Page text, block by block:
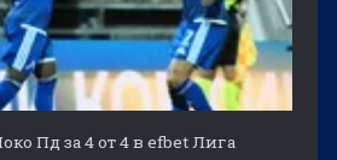
Пд за 4 от 4 в efbet Лига